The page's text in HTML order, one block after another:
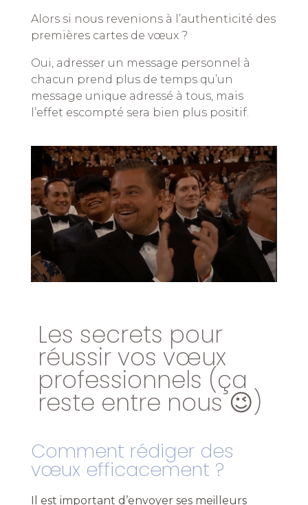
Alors si nous revenions à l’authenticité des
premières cartes de vœux ?
Oui, adresser un message personnel à
chacun prend plus de temps qu’un
message unique adressé à tous, mais
l’effet escompté sera bien plus positif.
Les secrets pour
réussir vos vœux
professionnels (ça
reste entre nous 😉)
Comment rédiger des
vœux efficacement ?
Il est important d’envoyer ses meilleurs